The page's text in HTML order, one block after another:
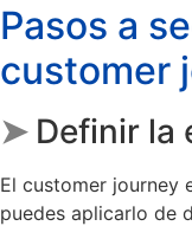
Pasos a
customer
➤ Definir la
El customer journey
puedes aplicarlo de